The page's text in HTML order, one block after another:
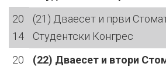
20
14
(21) Дваесет и први
Студентски Конгрес
20
(22) Дваесет и втори